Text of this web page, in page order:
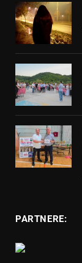
PARTNERE: